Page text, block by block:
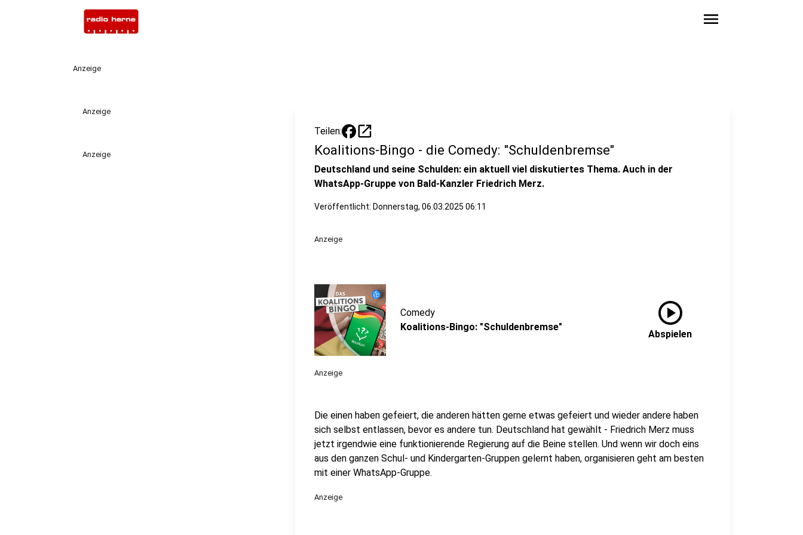
menu
Anzeige
Anzeige
Anzeige
Teilen: open_in_new
Koalitions-Bingo - die Comedy: "Schuldenbremse"
Deutschland und seine Schulden: ein aktuell viel diskutiertes Thema. Auch in der
WhatsApp-Gruppe von Bald-Kanzler Friedrich Merz.
Veröffentlicht: Donnerstag, 06.03.2025 06:11
Anzeige
Comedy
Koalitions-Bingo: "Schuldenbremse"
play_circle
Abspielen
Anzeige
Die einen haben gefeiert, die anderen hätten gerne etwas gefeiert und wieder andere haben
sich selbst entlassen, bevor es andere tun. Deutschland hat gewählt - Friedrich Merz muss
jetzt irgendwie eine funktionierende Regierung auf die Beine stellen. Und wenn wir doch eins
aus den ganzen Schul- und Kindergarten-Gruppen gelernt haben, organisieren geht am besten
mit einer WhatsApp-Gruppe.
Anzeige